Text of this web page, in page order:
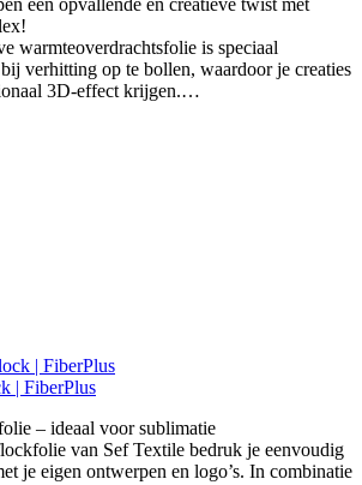
een opvallende en creatieve twist met
warmteoverdrachtsfolie is speciaal
verhitting op te bollen, waardoor je creaties
3D-effect krijgen.…
| FiberPlus
– ideaal voor sublimatie
van Sef Textile bedruk je eenvoudig
je eigen ontwerpen en logo’s. In combinatie